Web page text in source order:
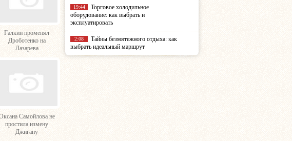
Галкин променял
Дроботенко на
Лазарева
Самойлова не
простила измену
Джигану
19:44
Торговое холодильное
оборудование: как выбрать и
эксплуатировать
2:08
Тайны безмятежного отдыха: как
выбрать идеальный маршрут